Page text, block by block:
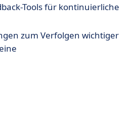
Tools für kontinuierliche
zum Verfolgen wichtiger